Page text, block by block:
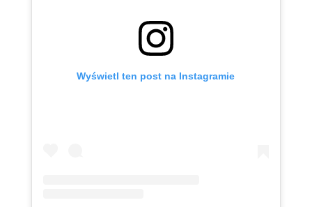
Wyświetl ten post na Instagramie